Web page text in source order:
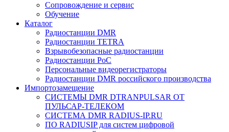
Сопровождение и сервис
Обучение
Каталог
Радиостанции DMR
Радиостанции TETRA
Взрывобезопасные радиостанции
Радиостанции PoC
Персональные видеорегистраторы
Радиостанции DMR российского производства
Импортозамещение
СИСТЕМЫ DMR DTRANPULSAR ОТ
ПУЛЬСАР-ТЕЛЕКОМ
СИСТЕМА DMR RADIUS-IP.RU
ПО RADIUSIP для систем цифровой